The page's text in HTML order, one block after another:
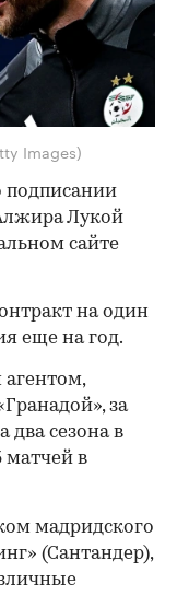
Images)
подписании
Лукой
сайте
на один
еще на год.
агентом,
за
два сезона в
матчей в
мадридского
(Сантандер),